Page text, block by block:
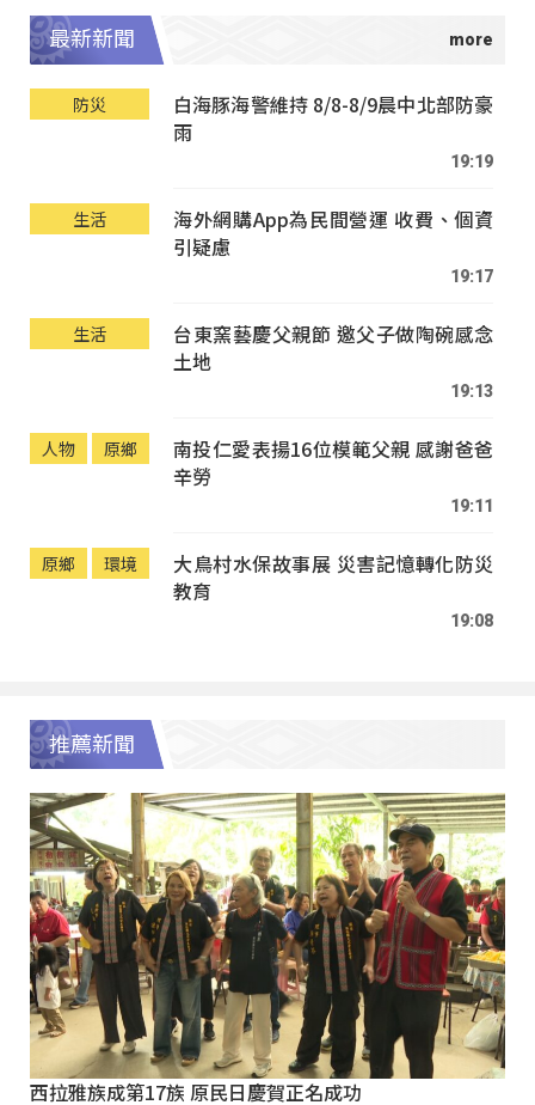
最新新聞
防災
白海豚海警維持 8/8-8/9晨中北部防豪
雨
19:19
生活
海外網購App為民間營運 收費、個資
引疑慮
19:17
生活
台東窯藝慶父親節 邀父子做陶碗感念
土地
19:13
人物 原鄉
南投仁愛表揚16位模範父親 感謝爸爸
辛勞
19:11
原鄉 環境
大鳥村水保故事展 災害記憶轉化防災
教育
19:08
推薦新聞
西拉雅族成第17族 原民日慶賀正名成功